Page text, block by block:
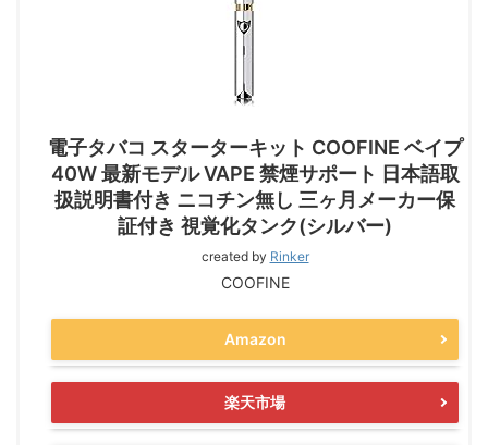
電子タバコ スターターキット COOFINE ベイプ
40W 最新モデル VAPE 禁煙サポート 日本語取
扱説明書付き ニコチン無し 三ヶ月メーカー保
証付き 視覚化タンク(シルバー)
created by Rinker
COOFINE
Amazon
楽天市場